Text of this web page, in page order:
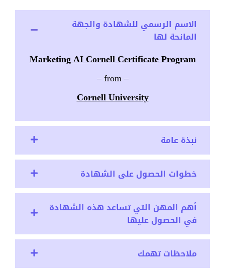
الاسم الرسمي للشهادة والجهة
المانحة لها
Marketing AI Cornell Certificate Program
– from –
Cornell University
نبذة عامة
خطوات الحصول على الشهادة
أهم المهن التي تساعد هذه الشهادة
في الحصول عليها
ملاحظات تهمك